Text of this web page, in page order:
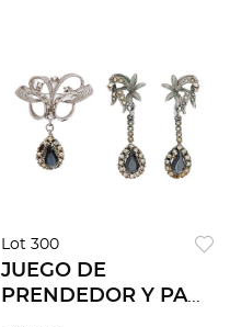
Lot 300
JUEGO DE
PRENDEDOR Y PAR